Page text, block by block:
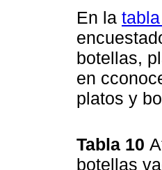
En la
botellas,
en
platos y
Tabla 10
botellas